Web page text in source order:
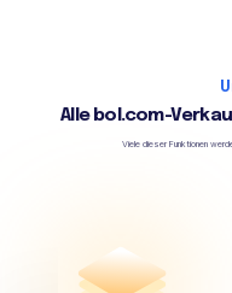
Alle bol.com-
Viele dieser Funktionen